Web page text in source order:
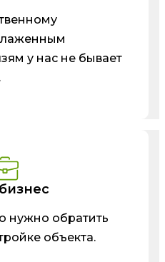
у нас не бывает
нужно обратить
объекта.